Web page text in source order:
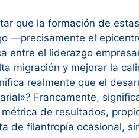
que la formación de
—precisamente el
entre el liderazgo
migración y mejorar la
realmente que el
Francamente,
de resultados,
de filantropía ocasional,